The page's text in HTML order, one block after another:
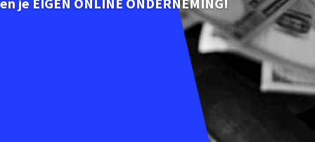
en je EIGEN ONLINE ONDERNEMING!